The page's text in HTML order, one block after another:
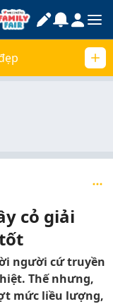
cỏ giải
người cứ truyền
Thế nhưng,
mức liều lượng,